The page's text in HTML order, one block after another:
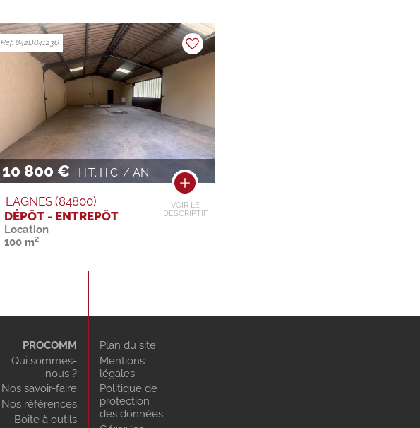
10 800 € H.T. H.C. / AN
VOIR LE
DESCRIPTIF
Ref. 842D841236
LAGNES (84800)
DÉPÔT - ENTREPÔT
Location
100 m²
PROCOMM
Qui sommes-
nous ?
Nos savoir-faire
Nos références
Boite à outils
Plan du site
Mentions
légales
Politique de
protection
des données